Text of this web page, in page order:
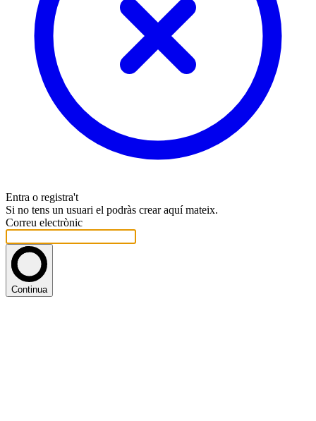
Entra o registra't
Si no tens un usuari el podràs crear aquí mateix.
Correu electrònic
Continua